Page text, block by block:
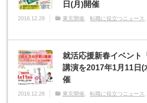
日(月)開催
2016.12.28 東京開催 転職に役立つニュース
就活応援新春イベント
講演を2017年1月11日(
催
2016.12.28 東京開催 転職に役立つニュース